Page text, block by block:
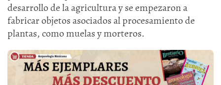
desarrollo de la agricultura y se empezaron a
fabricar objetos asociados al procesamiento de
plantas, como muelas y morteros.